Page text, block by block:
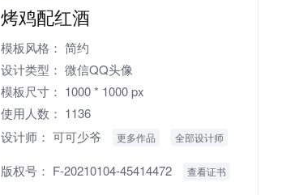
烤鸡配红酒
模板风格： 简约
设计类型： 微信QQ头像
模板尺寸： 1000 * 1000 px
使用人数： 1136
设计师： 可可少爷 更多作品 全部设计师
版权号： F-20210104-45414472 查看证书